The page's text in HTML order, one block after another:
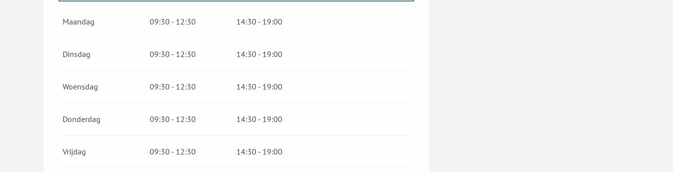
Maandag 09:30 - 12:30 14:30 - 19:00
Dinsdag 09:30 - 12:30 14:30 - 19:00
Woensdag 09:30 - 12:30 14:30 - 19:00
Donderdag 09:30 - 12:30 14:30 - 19:00
Vrijdag 09:30 - 12:30 14:30 - 19:00